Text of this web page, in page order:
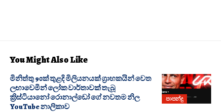
You Might Also Like
පාපන්දු
මිනිත්තු 90ක් තුළදි මිලියනයක් ග්‍රාහකයින් වෙත
ලඟාවෙමින් ලෝක වාර්තාවක් තැබූ
ක්‍රිස්ටියානෝ රොනාල්ඩෝ ගේ නවතම නිල
YouTube නාලිකාව